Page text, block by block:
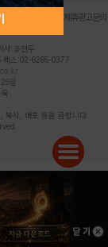
영물 신고센터 제휴광고문의
사:송현두
팩스:02-6265-0377
일
복사, 배포 등을 금합니다.